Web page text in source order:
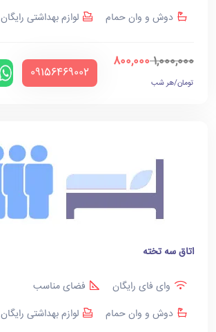
دوش و وان حمام
لوازم بهداشتی رایگان
1,000,000
800,000
تومان/هر شب
‪09156469002‬
اتاق سه تخته
وای فای رایگان
فضای مناسب
دوش و وان حمام
لوازم بهداشتی رایگان